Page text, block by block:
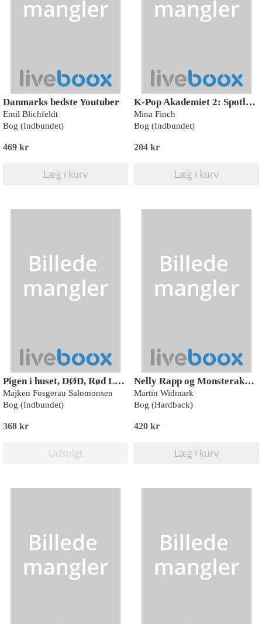
Danmarks bedste Youtuber
Emil Blichfeldt
Bog (Indbundet)
469 kr
Læg i kurv
K-Pop Akademiet 2: Spotlysets forbandelse
Mina Finch
Bog (Indbundet)
204 kr
Læg i kurv
Pigen i huset, DØD, Rød Læseklub
Majken Fosgerau Salomonsen
Bog (Indbundet)
368 kr
Udsolgt
Nelly Rapp og Monsterakademiet
Martin Widmark
Bog (Hardback)
420 kr
Læg i kurv